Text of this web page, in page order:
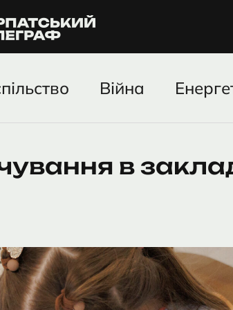
Війна
в